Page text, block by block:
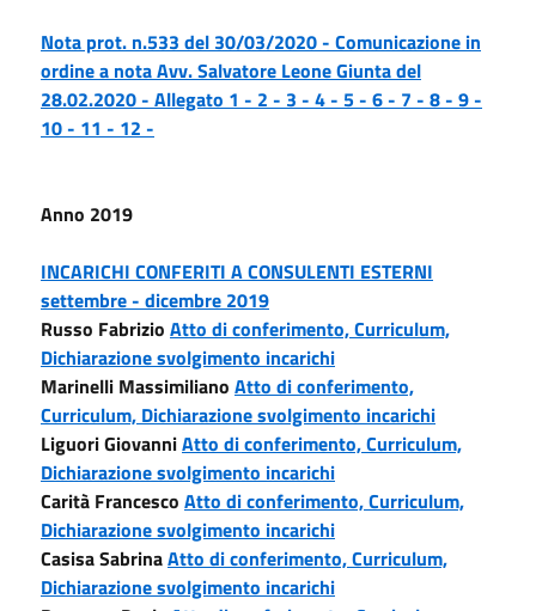
Nota prot. n.533 del 30/03/2020 - Comunicazione in
ordine a nota Avv. Salvatore Leone Giunta del
28.02.2020 - Allegato 1 - 2 - 3 - 4 - 5 - 6 - 7 - 8 - 9 -
10 - 11 - 12 -
Anno 2019
INCARICHI CONFERITI A CONSULENTI ESTERNI
settembre - dicembre 2019
Russo Fabrizio Atto di conferimento,Curriculum,
Dichiarazione svolgimento incarichi
Marinelli Massimiliano Atto di conferimento,
Curriculum, Dichiarazione svolgimento incarichi
Liguori GiovanniAtto di conferimento,Curriculum,
Dichiarazione svolgimento incarichi
Carità Francesco Atto di conferimento,Curriculum,
Dichiarazione svolgimento incarichi
Casisa SabrinaAtto di conferimento,Curriculum,
Dichiarazione svolgimento incarichi